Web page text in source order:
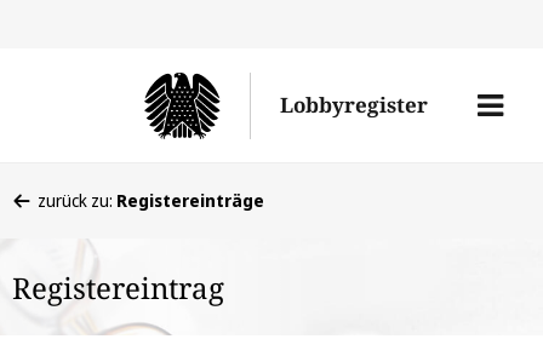
Lobbyregister
Menü
befinden
hier:
zurück zu: Registereinträge
Registereintrag